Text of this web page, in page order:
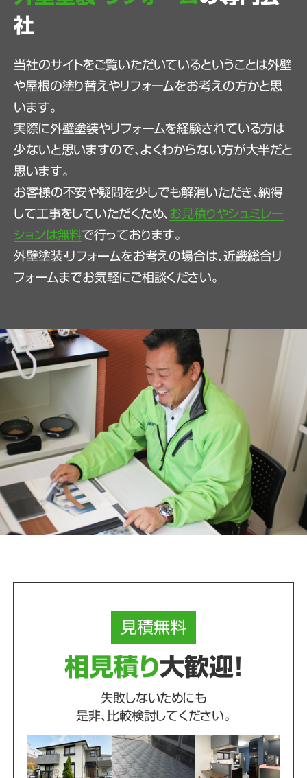
社
当社のサイトをご覧いただいているということは外壁
や屋根の塗り替えやリフォームをお考えの方かと思
います。
実際に外壁塗装やリフォームを経験されている方は
少ないと思いますので、よくわからない方が大半だと
思います。
お客様の不安や疑問を少しでも解消いただき、納得
して工事をしていただくため、 お見積りやシュミレー
ションは無料で行っております。
外壁塗装・リフォームをお考えの場合は、近畿総合リ
フォームまでお気軽にご相談ください。
見積無料
相見積り大歓迎！
失敗しないためにも
是非、比較検討してください。